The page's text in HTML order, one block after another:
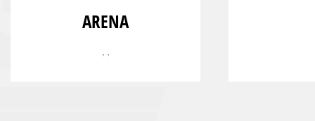
ARENA
, ,